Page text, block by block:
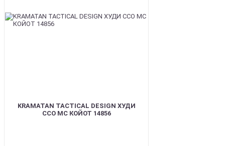
KRAMATAN TACTICAL DESIGN ХУДИ
ССО МС КОЙОТ 14856